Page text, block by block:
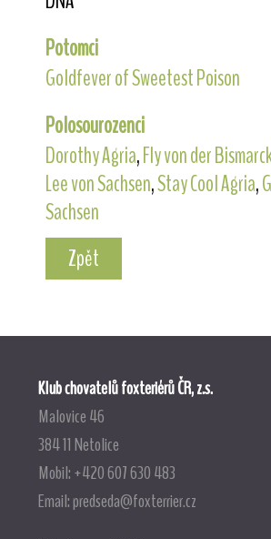
Potomci
Goldfever of Sweetest Poison
Polosourozenci
Dorothy Agria,Fly von der
Lee von Sachsen,Stay Cool Agria,
Sachsen
Zpět
Klub chovatelů foxteriérů ČR, z.s.
Malovice 46
384 11 Netolice
Mobil: +420 607 630 483
Email:predseda@foxterrier.cz